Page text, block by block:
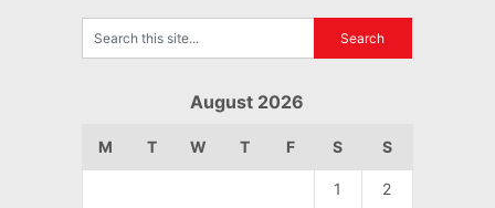
August 2026
M T W T F S S
1 2